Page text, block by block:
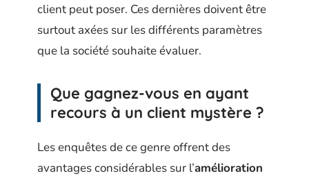
client peut poser. Ces dernières doivent être
surtout axées sur les différents paramètres
que la société souhaite évaluer.
Que gagnez-vous en ayant
recours à un client mystère ?
Les enquêtes de ce genre offrent des
avantages considérables sur l’amélioration